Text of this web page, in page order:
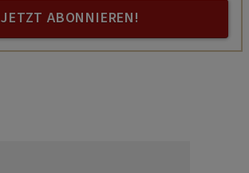
JETZT ABONNIEREN!